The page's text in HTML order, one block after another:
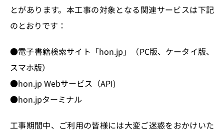
とがあります。本工事の対象となる関連サービスは下記
のとおりです：
●電子書籍検索サイト「hon.jp」（PC版、ケータイ版、
スマホ版）
●hon.jp Webサービス（API)
●hon.jpターミナル
工事期間中、ご利用の皆様には大変ご迷惑をおかけいた